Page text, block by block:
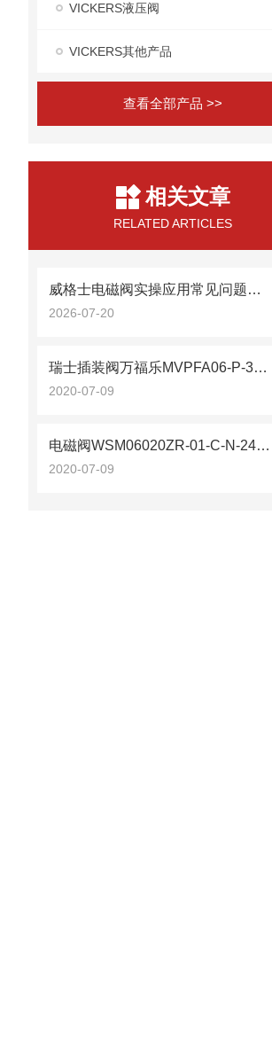
VICKERS液压阀
VICKERS其他产品
查看全部产品 >>
相关文章
RELATED ARTICLES
威格士电磁阀实操应用常见问题分析及解决方法探讨
2026-07-20
瑞士插装阀万福乐MVPFA06-P-350-G24
2020-07-09
电磁阀WSM06020ZR-01-C-N-24DG贺德克现货
2020-07-09